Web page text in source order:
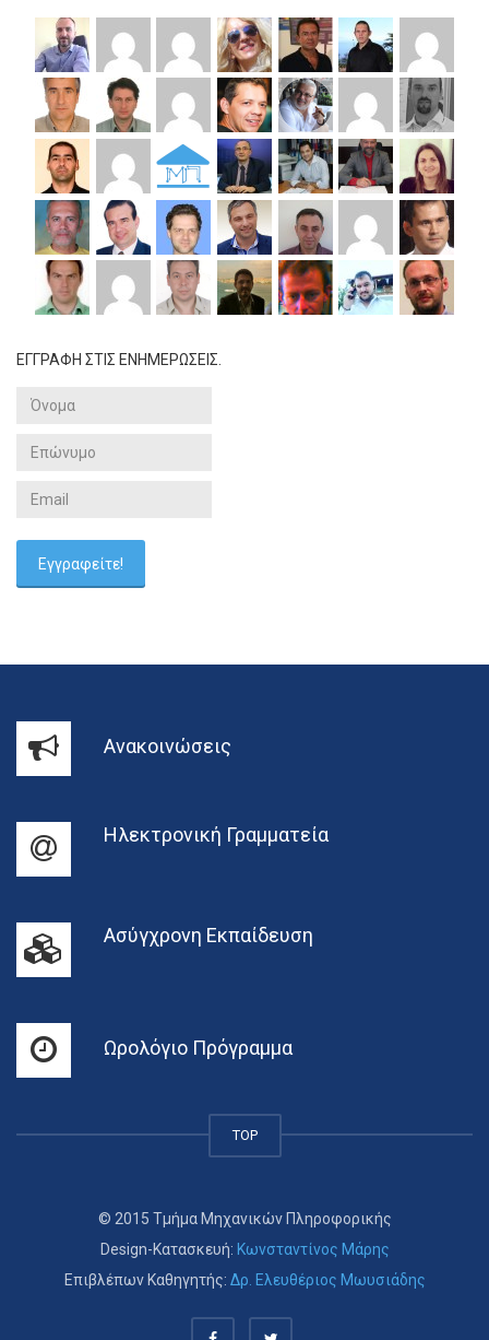
ΕΓΓΡΑΦΗ ΣΤΙΣ ΕΝΗΜΕΡΩΣΕΙΣ.
Ανακοινώσεις
Ηλεκτρονική Γραμματεία
Ασύγχρονη Εκπαίδευση
Ωρολόγιο Πρόγραμμα
TOP
© 2015 Τμήμα Μηχανικών Πληροφορικής
Design-Κατασκευή: Κωνσταντίνος Μάρης
Επιβλέπων Καθηγητής: Δρ. Ελευθέριος Μωυσιάδης